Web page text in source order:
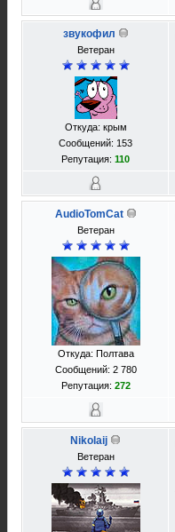
звукофил
Ветеран
Откуда: крым
Сообщений: 153
Репутация: 110
AudioTomCat
Ветеран
Откуда: Полтава
Сообщений: 2 780
Репутация: 272
Nikolaij
Ветеран